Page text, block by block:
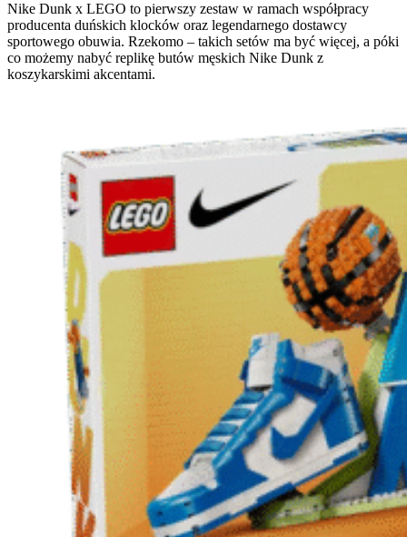
Nike Dunk x LEGO to pierwszy zestaw w ramach współpracy
producenta duńskich klocków oraz legendarnego dostawcy
sportowego obuwia. Rzekomo – takich setów ma być więcej, a póki
co możemy nabyć replikę butów męskich Nike Dunk z
koszykarskimi akcentami.